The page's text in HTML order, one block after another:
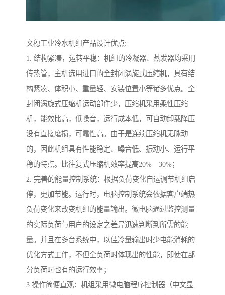
文穗工业冷水机组产品设计优点:
1. 结构紧凑，运转平稳：机组的冷凝器、蒸发器均采用
传热管，主机选用进口的全封闭涡旋式压缩机，具有结
构紧凑、体积小、重量轻、安装位置小等诸多优点。全
封闭涡旋式压缩机运动部件少，压缩机采用柔性压缩
机，能效比高，低噪音，运行成本低，可自动卸载降压
没有直接磨损，可靠性高。由于是连续压缩机无脉动
的，因此机组具有性能稳定、噪音低、振动小、运行平
稳的特点。比往复式压缩机效率提高20%—30%；
2. 完善的能量控制系统：根据负荷变化自运调节机组启
停，更加节能。运行时，电脑控制系统会依据客户端热
负荷变化来改变机组的能量输出。微电脑通过监控测量
的实际负荷与用户的设定之差异迅速判断到所需的能
量。并且在多台系统中，以佳冷量输出时少电能消耗的
优化方式工作，不但全负荷时体现出的性能，即使在部
分负荷时也有的运行效率；
3.操作简便直观：机组采用微电脑程序控制器（中文显